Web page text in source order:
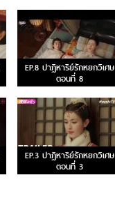
EP.8 ปาฏิหาริย์รักหยกวิเศษ
ตอนที่ 8
EP.3 ปาฏิหาริย์รักหยกวิเศษ
ตอนที่ 3